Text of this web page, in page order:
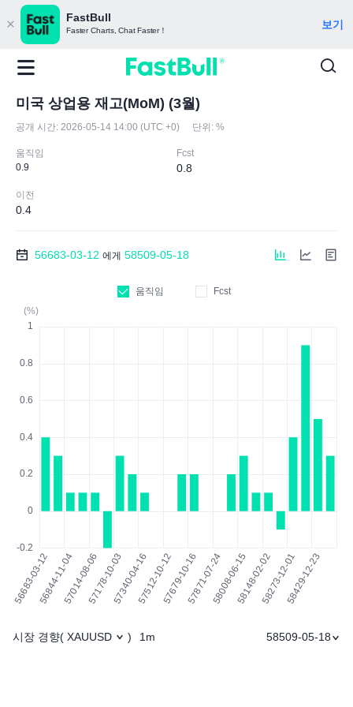
FastBull
Faster Charts, Chat Faster！ 보기
미국 상업용 재고(MoM) (3월)
공개 시간: 2026-05-14 14:00 (UTC +0) 단위: %
움직임
0.9
Fcst
0.8
이전
0.4
56683-03-12 에게 58509-05-18
움직임
Fcst
(%)
시장 경향( XAUUSD ) 1m 58509-05-18